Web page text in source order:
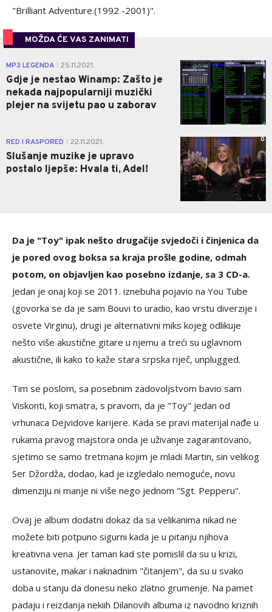
"Brilliant Adventure.(1992 -2001)".
MOŽDA ĆE VAS ZANIMATI
MP3 LEGENDA 25.11.2021.
Gdje je nestao Winamp: Zašto je
nekada najpopularniji muzički
plejer na svijetu pao u zaborav
0
RED I RASPORED 22.11.2021.
Slušanje muzike je upravo
postalo ljepše: Hvala ti, Adel!
0
Da je "Toy" ipak nešto drugačije svjedoči i činjenica da
je pored ovog boksa sa kraja prošle godine, odmah
potom, on objavljen kao posebno izdanje, sa 3 CD-a.
Jedan je onaj koji se 2011. iznebuha pojavio na You Tube
(govorka se da je sam Bouvi to uradio, kao vrstu diverzije i
osvete Virginu), drugi je alternativni miks kojeg odlikuje
nešto više akustične gitare u njemu a treći su uglavnom
akustične, ili kako to kaže stara srpska riječ, unplugged.
Tim se poslom, sa posebnim zadovoljstvom bavio sam
Viskonti, koji smatra, s pravom, da je "Toy" jedan od
vrhunaca Dejvidove karijere. Kada se pravi materijal nađe u
rukama pravog majstora onda je uživanje zagarantovano,
sjetimo se samo tretmana kojim je mladi Martin, sin velikog
Ser Džordža, dodao, kad je izgledalo nemoguće, novu
dimenziju ni manje ni više nego jednom "Sgt. Pepperu".
Ovaj je album dodatni dokaz da sa velikanima nikad ne
možete biti potpuno sigurni kada je u pitanju njihova
kreativna vena. Jer taman kad ste pomislil da su u krizi,
ustanovite, makar i naknadnim "čitanjem", da su u svako
doba u stanju da donesu neko zlatno grumenje. Na pamet
padaju i reizdanja nekiih Dilanovih albuma iz navodno kriznih